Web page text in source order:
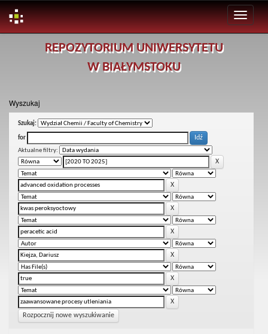
REPOZYTORIUM UNIWERSYTETU
W BIAŁYMSTOKU
Wyszukaj
Szukaj:
for
Aktualne filtry:
Rozpocznij nowe wyszukiwanie